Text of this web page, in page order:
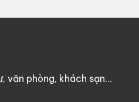
văn phòng, khách sạn…